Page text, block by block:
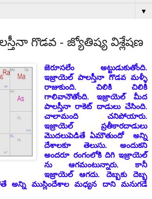
▼
గొడవ - జ్యోతిష్య విశ్లేషణ
జెరూసలేం అట్టుడుకుతోంది.
ఇజ్రాయెల్ పాలస్తీనా గొడవ మళ్ళీ
రాజుకుంది. చిలికి చిలికి
గాలివానౌతోంది. ఇజ్రాయెల్ మీద
పాలస్తీనా రాకెట్ దాడులు చేసింది.
చాలామంది చనిపోయారు.
ఇజ్రాయెల్ ప్రతీకారదాడులు
మొదలుపెడితే ఏమౌతుందో అన్ని
దేశాలకూ తెలుసు. అందుకని
అందరూ రంగంలోకి దిగి ఇజ్రాయెల్
ను ఆగమంటున్నారు. కానీ
ఇజ్రాయెల్ ఆగదు. దెబ్బకు దెబ్బ
అన్ని ముస్లిందేశాల మధ్యన దాని మనుగడే